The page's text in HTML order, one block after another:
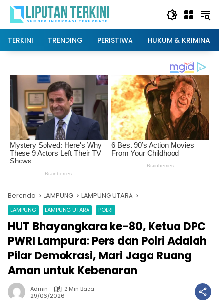
Langsung
konten
TERKINI
TRENDING PERISTIWA HUKUM & KRIMINAL
Beranda LAMPUNG LAMPUNG UTARA
LAMPUNG LAMPUNG UTARA POLRI
HUT Bhayangkara ke-80, Ketua DPC
PWRI Lampura: Pers dan Polri Adalah
Pilar Demokrasi, Mari Jaga Ruang
Aman untuk Kebenaran
Admin
2 Min Baca
29/06/2026